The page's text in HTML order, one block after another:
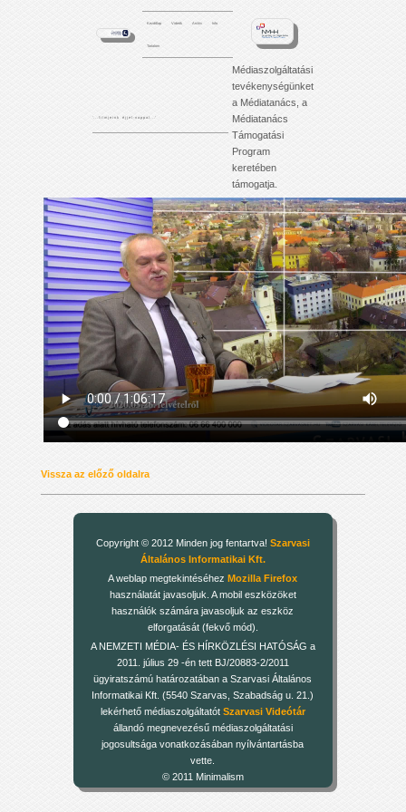
Kezdőlap Videók Archív Info
Tartalom
'. . . f i l m j e i n k é j j e l - n a p p a l . . .'
Médiaszolgáltatási
tevékenységünket
a Médiatanács, a
Médiatanács
Támogatási
Program
keretében
támogatja.
Vissza az előző oldalra
Copyright © 2012 Minden jog fentartva! Szarvasi
Általános Informatikai Kft.
A weblap megtekintéséhezMozilla Firefox
használatát javasoljuk. A mobil eszközöket
használók számára javasoljuk az eszköz
elforgatását (fekvő mód).
A NEMZETI MÉDIA- ÉS HÍRKÖZLÉSI HATÓSÁG a
2011. július 29 -én tett BJ/20883-2/2011
ügyiratszámú határozatában a Szarvasi Általános
Informatikai Kft. (5540 Szarvas, Szabadság u. 21.)
lekérhető médiaszolgáltatót Szarvasi Videótár
állandó megnevezésű médiaszolgáltatási
jogosultsága vonatkozásában nyílvántartásba
vette.
© 2011 Minimalism